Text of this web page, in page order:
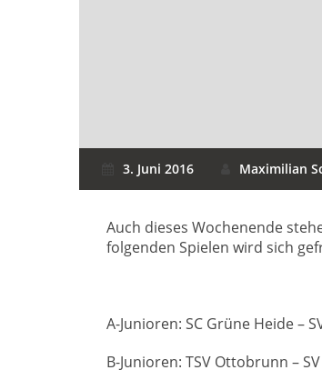
3. Juni 2016 Maximilian
Auch dieses Wochenende
folgenden Spielen wird sich
A-Junioren: SC Grüne Heide –
B-Junioren: TSV Ottobrunn –